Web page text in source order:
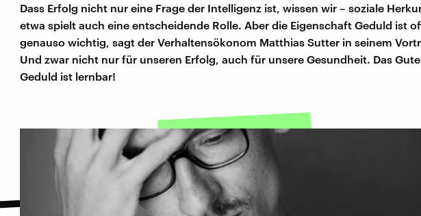
Dass Erfolg nicht nur eine Frage der Intelligenz ist, wissen wir – soziale
etwa spielt auch eine entscheidende Rolle. Aber die Eigenschaft Geduld ist
genauso wichtig, sagt der Verhaltensökonom Matthias Sutter in seinem
Und zwar nicht nur für unseren Erfolg, auch für unsere Gesundheit. Das
Geduld ist lernbar!